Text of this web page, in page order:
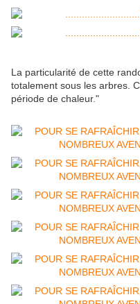
La particularité de cette
totalement sous les arbres.
période de chaleur."